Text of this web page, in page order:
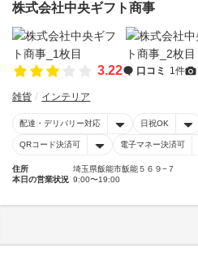
株式会社中央ギフト商事
3.22 口コミ 1件
雑貨 インテリア
配達・デリバリー対応 日祝OK
QRコード決済可 電子マネー決済可
住所
埼玉県飯能市飯能５６９−７
本日の営業状況 9:00〜19:00